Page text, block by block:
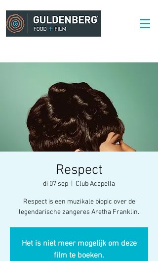
Respect
di 07 sep Club Acapella
Respect is een muzikale biopic over de
legendarische zangeres Aretha Franklin.
Het is niet meer mogelijk om deze
film te boeken.